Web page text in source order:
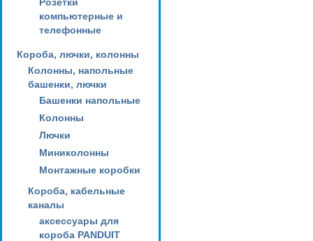
компьютерные и
телефонные
Короба, лючки, колонны
Колонны, напольные
башенки, лючки
Башенки напольные
Колонны
Лючки
Миниколонны
Монтажные коробки
Короба, кабельные
каналы
аксессуары для
короба PANDUIT